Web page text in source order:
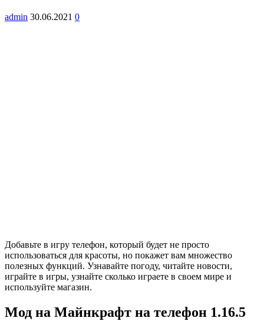
admin 30.06.2021 0
Добавьте в игру телефон, который будет не просто
использоваться для красоты, но покажет вам множество
полезных функций. Узнавайте погоду, читайте новости,
играйте в игры, узнайте сколько играете в своем мире и
используйте магазин.
Мод на Майнкрафт на телефон 1.16.5